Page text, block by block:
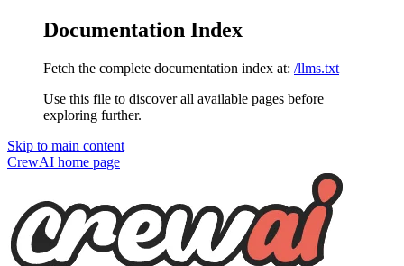
Documentation Index
Fetch the complete documentation index at: /llms.txt
Use this file to discover all available pages before
exploring further.
Skip to main content
CrewAI home page